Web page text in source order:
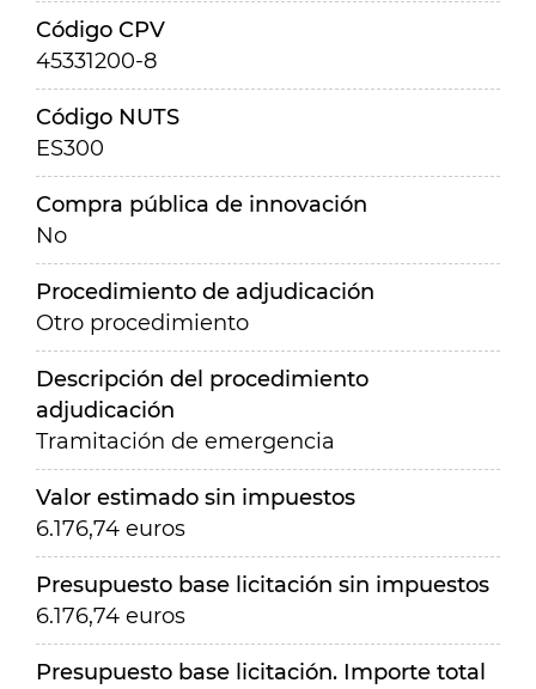
Código CPV
45331200-8
Código NUTS
ES300
Compra pública de innovación
No
Procedimiento de adjudicación
Otro procedimiento
Descripción del procedimiento
adjudicación
Tramitación de emergencia
Valor estimado sin impuestos
6.176,74 euros
Presupuesto base licitación sin impuestos
6.176,74 euros
Presupuesto base licitación. Importe total